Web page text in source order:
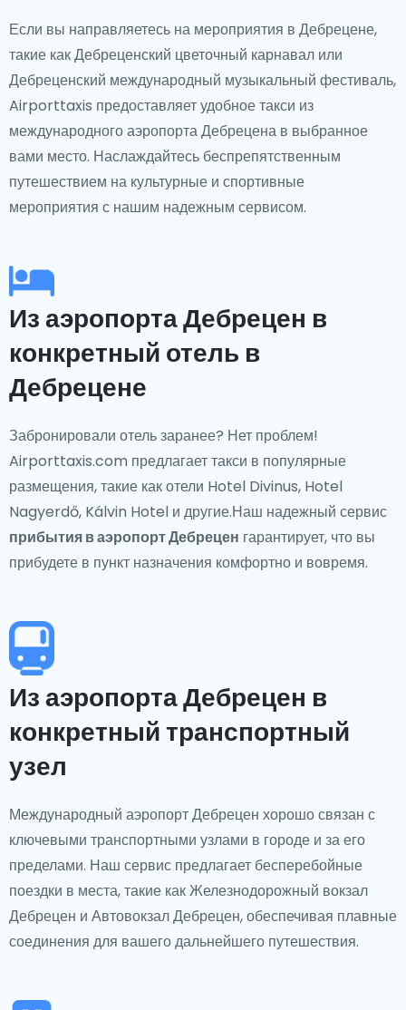
Если вы направляетесь на мероприятия в Дебрецене,
такие как Дебреценский цветочный карнавал или
Дебреценский международный музыкальный фестиваль,
Airporttaxis предоставляет удобное такси из
международного аэропорта Дебрецена в выбранное
вами место. Наслаждайтесь беспрепятственным
путешествием на культурные и спортивные
мероприятия с нашим надежным сервисом.
Из аэропорта Дебрецен в
конкретный отель в
Дебрецене
Забронировали отель заранее? Нет проблем!
Airporttaxis.com предлагает такси в популярные
размещения, такие как отели Hotel Divinus, Hotel
Nagyerdő, Kálvin Hotel и другие.Наш надежный сервис
прибытия в аэропорт Дебрецен гарантирует, что вы
прибудете в пункт назначения комфортно и вовремя.
Из аэропорта Дебрецен в
конкретный транспортный
узел
Международный аэропорт Дебрецен хорошо связан с
ключевыми транспортными узлами в городе и за его
пределами. Наш сервис предлагает бесперебойные
поездки в места, такие как Железнодорожный вокзал
Дебрецен и Автовокзал Дебрецен, обеспечивая плавные
соединения для вашего дальнейшего путешествия.